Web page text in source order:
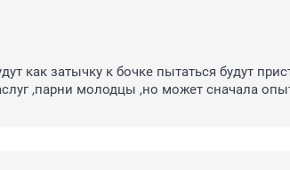
как затычку к бочке пытаться будут
,парни молодцы ,но может сначала